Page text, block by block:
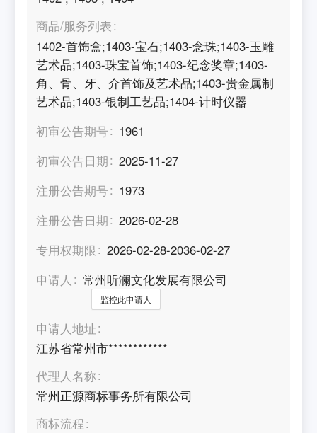
商品/服务列表
1402-首饰盒;1403-宝石;1403-念珠;1403-玉雕
艺术品;1403-珠宝首饰;1403-纪念奖章;1403-
角、骨、牙、介首饰及艺术品;1403-贵金属制
艺术品;1403-银制工艺品;1404-计时仪器
初审公告期号
1961
初审公告日期
2025-11-27
注册公告期号
1973
注册公告日期
2026-02-28
专用权期限
2026-02-28-2036-02-27
申请人
常州听澜文化发展有限公司
监控此申请人
申请人地址
江苏省常州市************
代理人名称
常州正源商标事务所有限公司
商标流程